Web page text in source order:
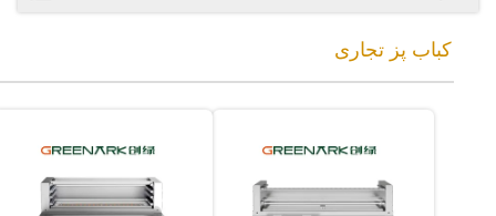
کباب پز تجاری